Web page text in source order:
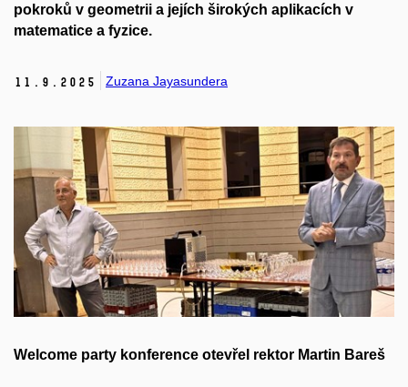
pokroků v geometrii a jejích širokých aplikacích v
matematice a fyzice.
11. 9. 2025 Zuzana Jayasundera
Welcome party konference otevřel rektor Martin Bareš